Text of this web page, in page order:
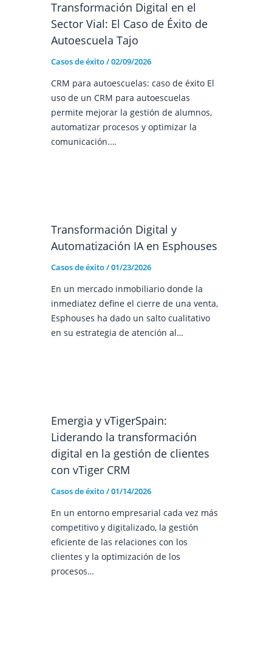
Transformación Digital en el
Sector Vial: El Caso de Éxito de
Autoescuela Tajo
Casos de éxito/02/09/2026
CRM para autoescuelas: caso de éxito El
uso de un CRM para autoescuelas
permite mejorar la gestión de alumnos,
automatizar procesos y optimizar la
comunicación.…
Transformación Digital y
Automatización IA en Esphouses
Casos de éxito/01/23/2026
En un mercado inmobiliario donde la
inmediatez define el cierre de una venta,
Esphouses ha dado un salto cualitativo
en su estrategia de atención al…
Emergia y vTigerSpain:
Liderando la transformación
digital en la gestión de clientes
con vTiger CRM
Casos de éxito/01/14/2026
En un entorno empresarial cada vez más
competitivo y digitalizado, la gestión
eficiente de las relaciones con los
clientes y la optimización de los
procesos…